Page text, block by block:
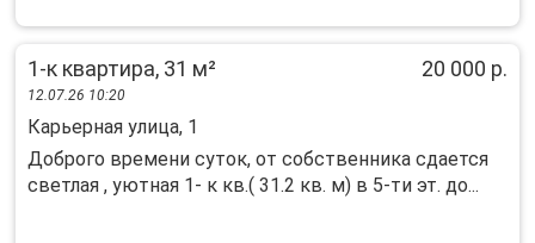
1-к квартира, 31 м² 20 000 р.
12.07.26 10:20
Карьерная улица, 1
Доброго времени суток, от собственника сдается
светлая , уютная 1- к кв.( 31.2 кв. м) в 5-ти эт. до...